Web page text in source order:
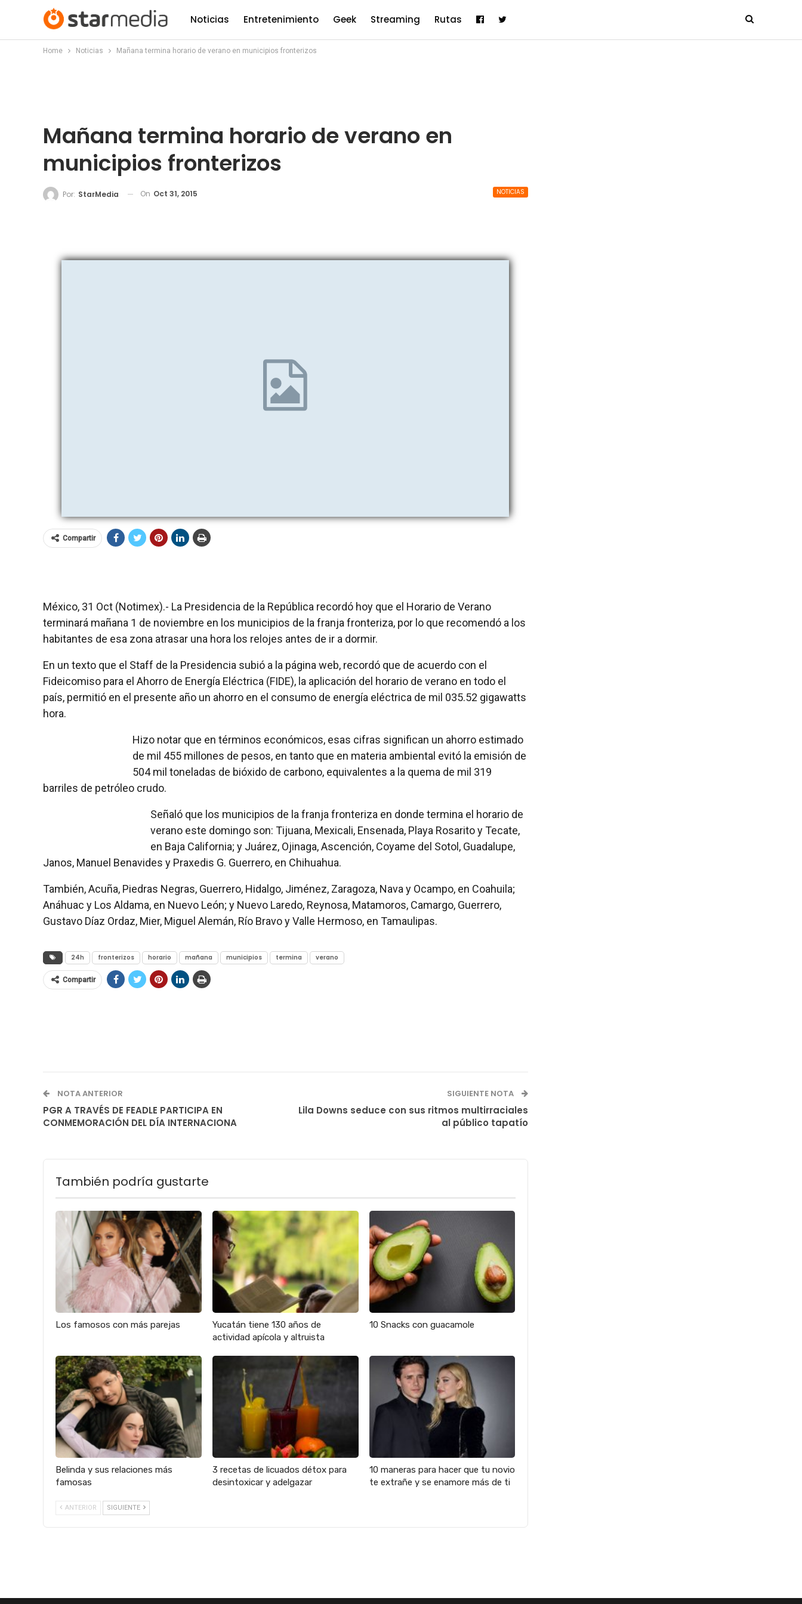
Noticias Entretenimiento Geek Streaming Rutas
Home Noticias Mañana termina horario de verano en municipios fronterizos
Mañana termina horario de verano en
municipios fronterizos
NOTICIAS
Por: StarMedia On Oct 31, 2015
Compartir
México, 31 Oct (Notimex).- La Presidencia de la República recordó hoy que el Horario de Verano
terminará mañana 1 de noviembre en los municipios de la franja fronteriza, por lo que recomendó a los
habitantes de esa zona atrasar una hora los relojes antes de ir a dormir.
En un texto que el Staff de la Presidencia subió a la página web, recordó que de acuerdo con el
Fideicomiso para el Ahorro de Energía Eléctrica (FIDE), la aplicación del horario de verano en todo el
país, permitió en el presente año un ahorro en el consumo de energía eléctrica de mil 035.52 gigawatts
hora.
Hizo notar que en términos económicos, esas cifras significan un ahorro estimado
de mil 455 millones de pesos, en tanto que en materia ambiental evitó la emisión de
504 mil toneladas de bióxido de carbono, equivalentes a la quema de mil 319
barriles de petróleo crudo.
Señaló que los municipios de la franja fronteriza en donde termina el horario de
verano este domingo son: Tijuana, Mexicali, Ensenada, Playa Rosarito y Tecate,
en Baja California; y Juárez, Ojinaga, Ascención, Coyame del Sotol, Guadalupe,
Janos, Manuel Benavides y Praxedis G. Guerrero, en Chihuahua.
También, Acuña, Piedras Negras, Guerrero, Hidalgo, Jiménez, Zaragoza, Nava y Ocampo, en Coahuila;
Anáhuac y Los Aldama, en Nuevo León; y Nuevo Laredo, Reynosa, Matamoros, Camargo, Guerrero,
Gustavo Díaz Ordaz, Mier, Miguel Alemán, Río Bravo y Valle Hermoso, en Tamaulipas.
24h fronterizos horario mañana municipios termina verano
Compartir
NOTA ANTERIOR
PGR A TRAVÉS DE FEADLE PARTICIPA EN
CONMEMORACIÓN DEL DÍA INTERNACIONA
SIGUIENTE NOTA
Lila Downs seduce con sus ritmos multirraciales
al público tapatío
También podría gustarte
Los famosos con más parejas
Yucatán tiene 130 años de
actividad apícola y altruista
10 Snacks con guacamole
Belinda y sus relaciones más
famosas
3 recetas de licuados détox para
desintoxicar y adelgazar
10 maneras para hacer que tu novio
te extrañe y se enamore más de ti
ANTERIOR SIGUIENTE